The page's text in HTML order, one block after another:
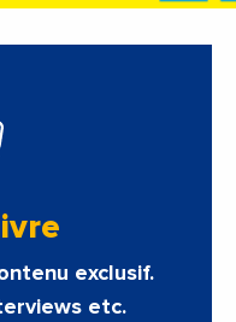
exclusif.
etc.